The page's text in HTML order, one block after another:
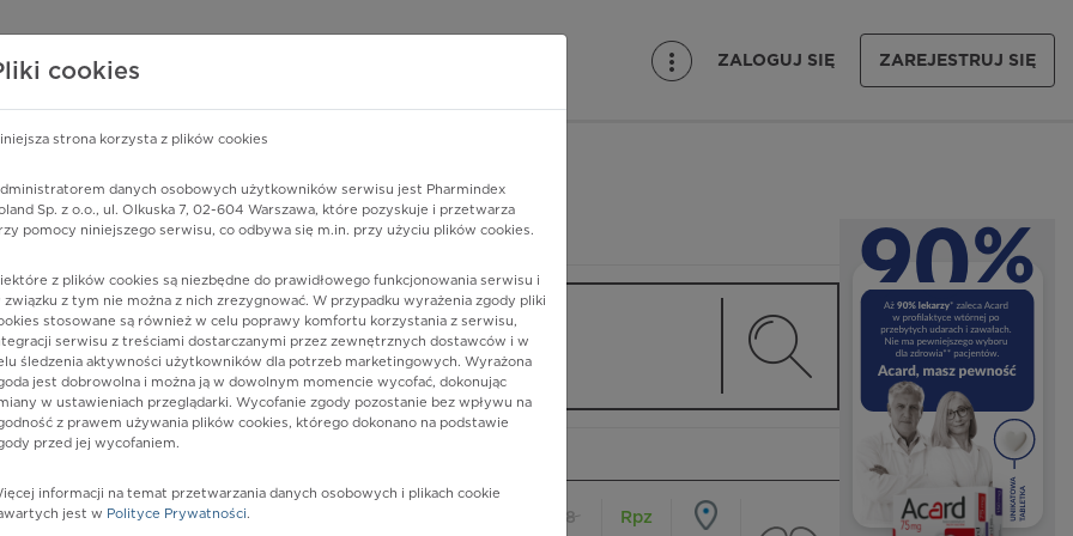
o lekach
PHARMINDEX ZALOGUJ SIĘ ZAREJESTRUJ SIĘ
Pharmindex
lider wiedzy o lekach
lub substancję czynną
Postać:tabl. powl.
18
Rpz
cookies
strona korzysta z plików cookies
danych osobowych użytkowników serwisu jest Pharmindex
Sp. z o.o., ul. Olkuska 7, 02-604 Warszawa, które pozyskuje i przetwarza
pomocy niniejszego serwisu, co odbywa się m.in. przy użyciu plików cookies.
z plików cookies są niezbędne do prawidłowego funkcjonowania serwisu i
związku z tym nie można z nich zrezygnować. W przypadku wyrażenia zgody pliki
stosowane są również w celu poprawy komfortu korzystania z serwisu,
serwisu z treściami dostarczanymi przez zewnętrznych dostawców i w
śledzenia aktywności użytkowników dla potrzeb marketingowych. Wyrażona
jest dobrowolna i można ją w dowolnym momencie wycofać, dokonując
w ustawieniach przeglądarki. Wycofanie zgody pozostanie bez wpływu na
z prawem używania plików cookies, którego dokonano na podstawie
przed jej wycofaniem.
informacji na temat przetwarzania danych osobowych i plikach cookie
jest w Polityce Prywatności.